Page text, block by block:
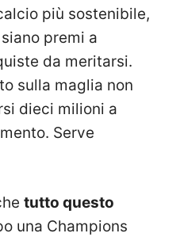
più sostenibile,
premi a
da meritarsi.
sulla maglia non
dieci milioni a
Serve
tutto questo
una Champions